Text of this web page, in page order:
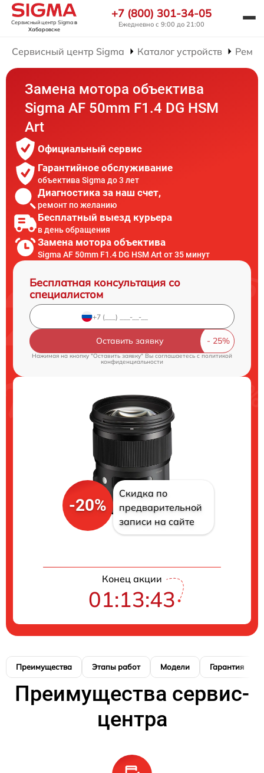
Сервисный центр Sigmaв
Хабаровске
+7 (800) 301-34-05
Ежедневно с 9:00 до 21:00
Сервисный центр Sigma Каталог устройств
Замена мотора объектива
Sigma AF 50mm F1.4 DG HSM
Art
Официальный сервис
Гарантийное обслуживание
объектива Sigma до 3 лет
Диагностика за наш счет,
ремонт по желанию
Бесплатный выезд курьера
в день обращения
Замена мотора объектива
Sigma AF 50mm F1.4 DG HSM Art от 35 минут
Бесплатная консультация со
специалистом
Оставить заявку
Нажимая на кнопку "Оставить заявку" Вы соглашаетесь c политикой
конфиденциальности
-20%
Скидка по
предварительной
записи на сайте
Конец акции
01:13:42
Преимущества Этапы работ Модели Гарантия
Преимущества сервис-
центра